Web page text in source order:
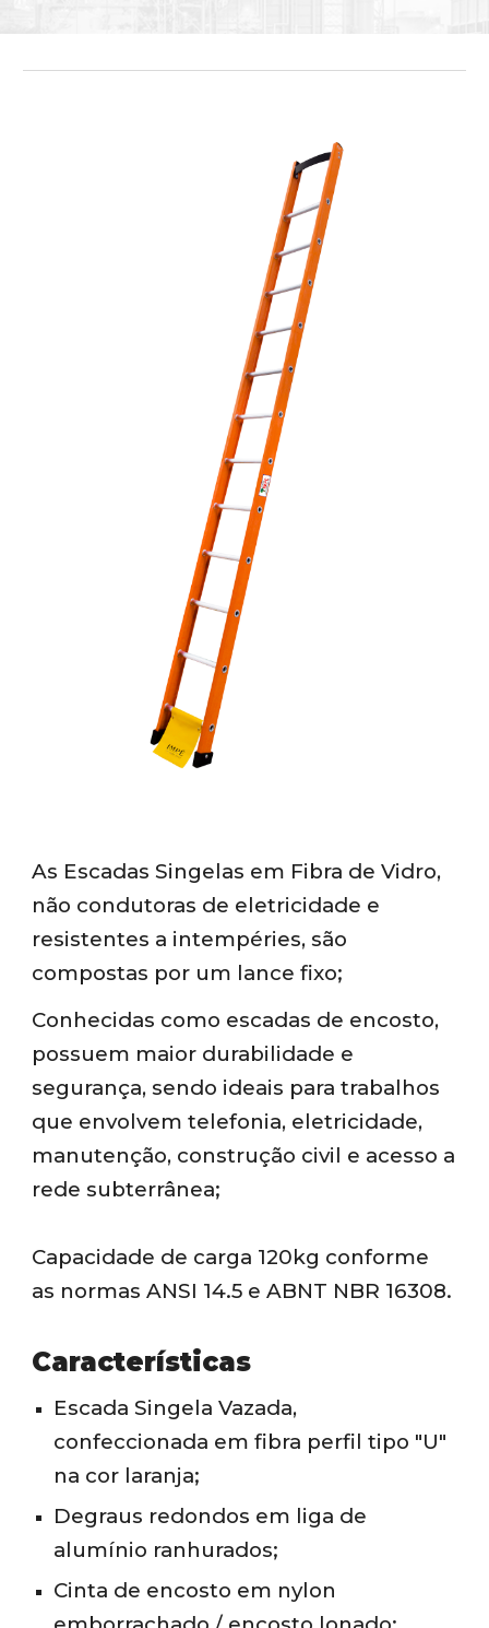
As Escadas Singelas em Fibra de Vidro,
não condutoras de eletricidade e
resistentes a intempéries, são
compostas por um lance fixo;
Conhecidas como escadas de encosto,
possuem maior durabilidade e
segurança, sendo ideais para trabalhos
que envolvem telefonia, eletricidade,
manutenção, construção civil e acesso a
rede subterrânea;
Capacidade de carga 120kg conforme
as normas ANSI 14.5 e ABNT NBR 16308.
Características
Escada SingelaVazada,
confeccionada em fibra perfil tipo "U"
na cor laranja;
Degraus redondos em liga de
alumínio ranhurados;
Cinta de encosto em nylon